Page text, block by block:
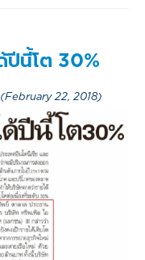
ปีนี้โต 30%
22, 2018)